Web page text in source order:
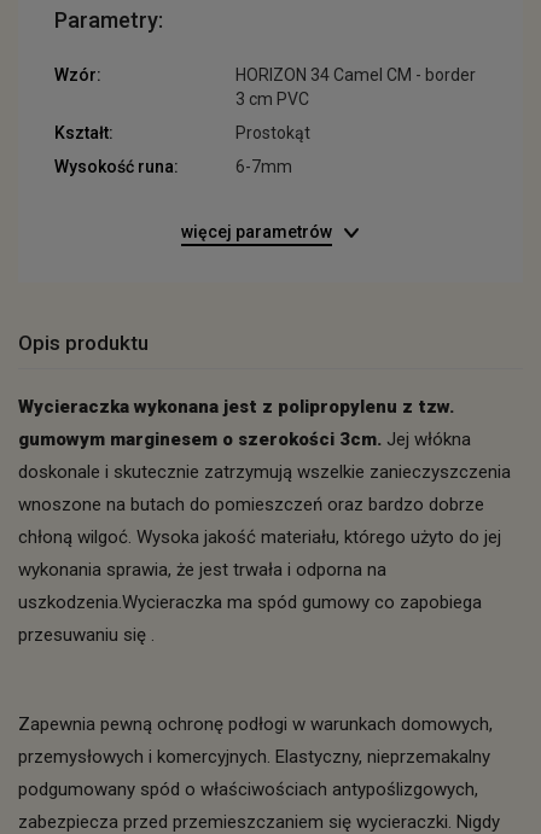
Parametry:
Wzór:
HORIZON 34 Camel CM - border
3 cm PVC
Kształt:
Prostokąt
Wysokość runa:
6-7mm
więcej parametrów
Opis produktu
Wycieraczka wykonana jest z polipropylenu z tzw.
gumowym marginesem o szerokości 3cm. Jej włókna
doskonale i skutecznie zatrzymują wszelkie zanieczyszczenia
wnoszone na butach do pomieszczeń oraz bardzo dobrze
chłoną wilgoć. Wysoka jakość materiału, którego użyto do jej
wykonania sprawia, że jest trwała i odporna na
uszkodzenia.Wycieraczka ma spód gumowy co zapobiega
przesuwaniu się .
Zapewnia pewną ochronę podłogi w warunkach domowych,
przemysłowych i komercyjnych. Elastyczny, nieprzemakalny
podgumowany spód o właściwościach antypoślizgowych,
zabezpiecza przed przemieszczaniem się wycieraczki. Nigdy